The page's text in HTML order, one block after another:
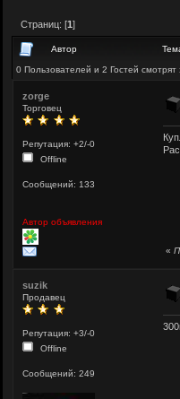
Страниц: [1]
Автор
0 Пользователей и 2 Гостей смотрят
zorge
Торговец
Репутация: +2/-0
Offline
Сообщений: 133
Автор объявления
«
suzik
Продавец
Репутация: +3/-0
Offline
Сообщений: 249